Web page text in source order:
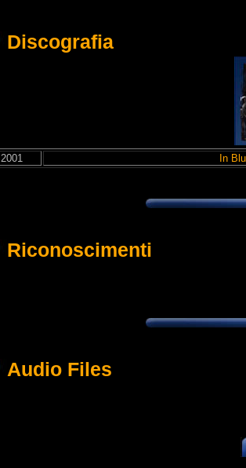
Discografia
2001 In
Riconoscimenti
Audio Files